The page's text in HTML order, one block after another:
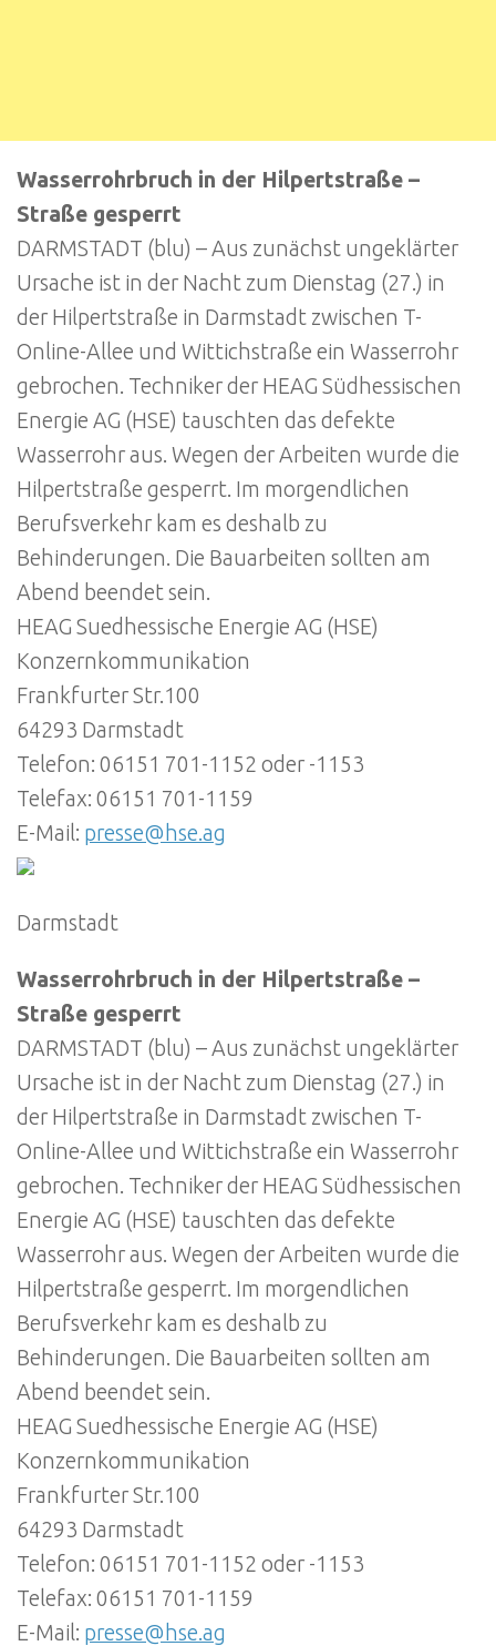
Wasserrohrbruch in der Hilpertstraße –
Straße gesperrt
DARMSTADT (blu) – Aus zunächst ungeklärter
Ursache ist in der Nacht zum Dienstag (27.) in
der Hilpertstraße in Darmstadt zwischen T-
Online-Allee und Wittichstraße ein Wasserrohr
gebrochen. Techniker der HEAG Südhessischen
Energie AG (HSE) tauschten das defekte
Wasserrohr aus. Wegen der Arbeiten wurde die
Hilpertstraße gesperrt. Im morgendlichen
Berufsverkehr kam es deshalb zu
Behinderungen. Die Bauarbeiten sollten am
Abend beendet sein.
HEAG Suedhessische Energie AG (HSE)
Konzernkommunikation
Frankfurter Str.100
64293 Darmstadt
Telefon: 06151 701-1152 oder -1153
Telefax: 06151 701-1159
E-Mail: presse@hse.ag
Darmstadt
Wasserrohrbruch in der Hilpertstraße –
Straße gesperrt
DARMSTADT (blu) – Aus zunächst ungeklärter
Ursache ist in der Nacht zum Dienstag (27.) in
der Hilpertstraße in Darmstadt zwischen T-
Online-Allee und Wittichstraße ein Wasserrohr
gebrochen. Techniker der HEAG Südhessischen
Energie AG (HSE) tauschten das defekte
Wasserrohr aus. Wegen der Arbeiten wurde die
Hilpertstraße gesperrt. Im morgendlichen
Berufsverkehr kam es deshalb zu
Behinderungen. Die Bauarbeiten sollten am
Abend beendet sein.
HEAG Suedhessische Energie AG (HSE)
Konzernkommunikation
Frankfurter Str.100
64293 Darmstadt
Telefon: 06151 701-1152 oder -1153
Telefax: 06151 701-1159
E-Mail: presse@hse.ag